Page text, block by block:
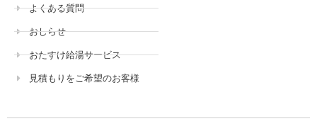
よくある質問
おしらせ
おたすけ給湯サービス
見積もりをご希望のお客様